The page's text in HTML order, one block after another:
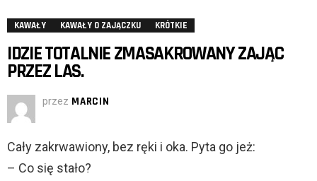
KAWAŁY KAWAŁY O ZAJĄCZKU KRÓTKIE
IDZIE TOTALNIE ZMASAKROWANY ZAJĄC
PRZEZ LAS.
przez MARCIN
Cały zakrwawiony, bez ręki i oka. Pyta go jeż:
– Co się stało?